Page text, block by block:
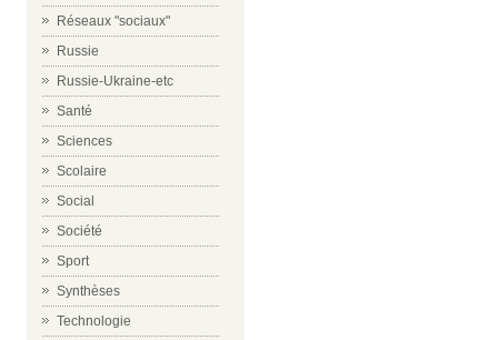
Réseaux "sociaux"
Russie
Russie-Ukraine-etc
Santé
Sciences
Scolaire
Social
Société
Sport
Synthèses
Technologie